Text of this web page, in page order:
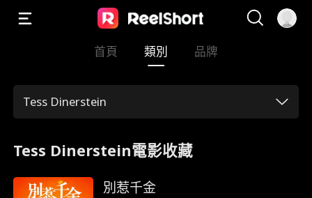
首頁 類別 品牌
Tess Dinerstein
Tess Dinerstein電影收藏
別惹千金